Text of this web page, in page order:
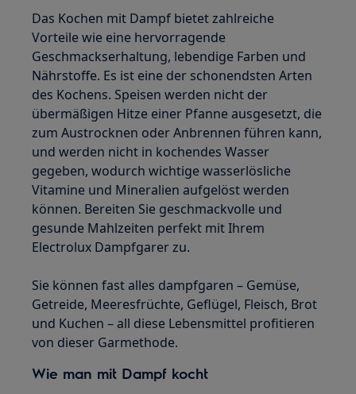
Das Kochen mit Dampf bietet zahlreiche
Vorteile wie eine hervorragende
Geschmackserhaltung, lebendige Farben und
Nährstoffe. Es ist eine der schonendsten Arten
des Kochens. Speisen werden nicht der
übermäßigen Hitze einer Pfanne ausgesetzt, die
zum Austrocknen oder Anbrennen führen kann,
und werden nicht in kochendes Wasser
gegeben, wodurch wichtige wasserlösliche
Vitamine und Mineralien aufgelöst werden
können. Bereiten Sie geschmackvolle und
gesunde Mahlzeiten perfekt mit Ihrem
Electrolux Dampfgarer zu.
Sie können fast alles dampfgaren – Gemüse,
Getreide, Meeresfrüchte, Geflügel, Fleisch, Brot
und Kuchen – all diese Lebensmittel profitieren
von dieser Garmethode.
Wie man mit Dampf kocht